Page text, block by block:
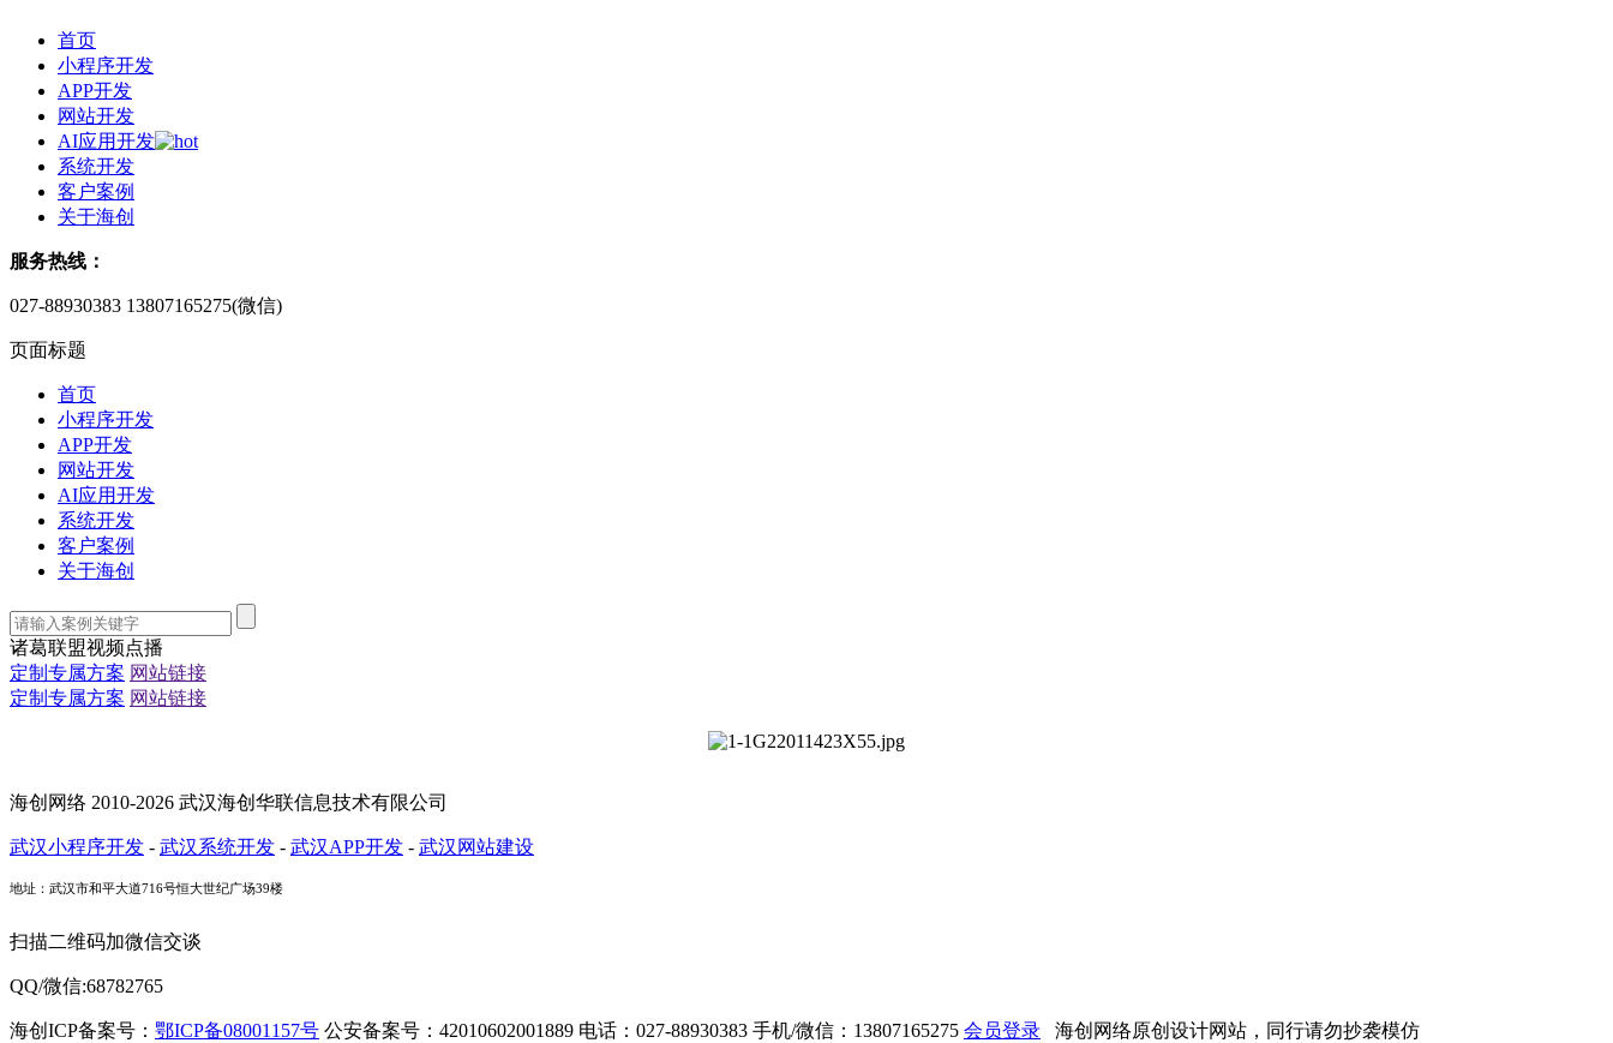
首页
小程序开发
APP开发
网站开发
AI应用开发
系统开发
客户案例
关于海创
服务热线：
027-88930383 13807165275(微信)
页面标题
首页
小程序开发
APP开发
网站开发
AI应用开发
系统开发
客户案例
关于海创
诸葛联盟视频点播
定制专属方案 网站链接
定制专属方案 网站链接
海创网络 2010-2026 武汉海创华联信息技术有限公司
武汉小程序开发 - 武汉系统开发 - 武汉APP开发 - 武汉网站建设
地址：武汉市和平大道716号恒大世纪广场39楼
扫描二维码加微信交谈
QQ/微信:68782765
海创ICP备案号： 鄂ICP备08001157号 公安备案号：42010602001889 电话：027-88930383 手机/微信：13807165275 会员登录 海创网络原创设计网站，同行请勿抄袭模仿